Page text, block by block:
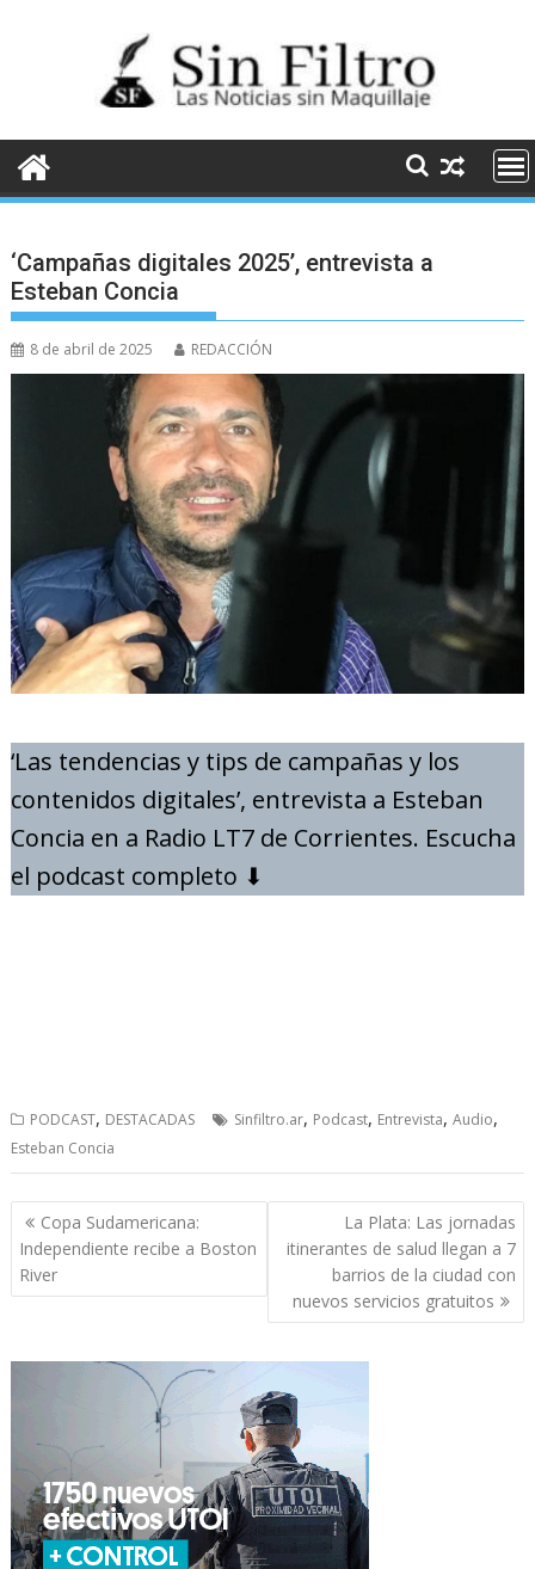
‘Campañas digitales 2025’, entrevista a
Esteban Concia
8 de abril de 2025 REDACCIÓN
‘Las tendencias y tips de campañas y los
contenidos digitales’, entrevista a Esteban
Concia en a Radio LT7 de Corrientes. Escucha
el podcast completo ⬇
PODCAST, DESTACADAS Sinfiltro.ar, Podcast, Entrevista,Audio,
Esteban Concia
Navegación
de
entradas
Copa Sudamericana:
Independiente recibe a Boston
River
La Plata: Las jornadas
itinerantes de salud llegan a 7
barrios de la ciudad con
nuevos servicios gratuitos